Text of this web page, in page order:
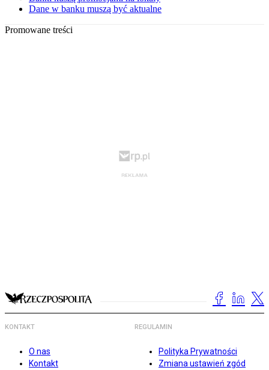
Dane w banku muszą być aktualne
Promowane treści
KONTAKT
O nas
Kontakt
REGULAMIN
Polityka Prywatności
Zmiana ustawień zgód